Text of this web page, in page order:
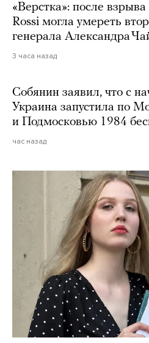
«Верстка»: после
Rossi могла умереть
генерала Александра
3 часа назад
Собянин заявил, что с
Украина запустила по
и Подмосковью 1984
час назад